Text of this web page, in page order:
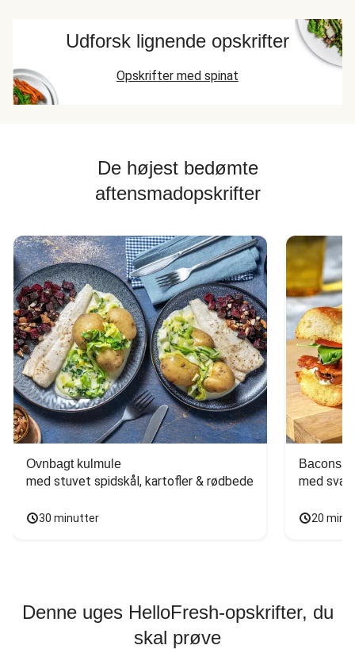
Udforsk lignende opskrifter
Opskrifter med spinat
De højest bedømte
aftensmadopskrifter
Ovnbagt kulmule
med stuvet spidskål, kartofler & rødbede
30 minutter
med
20
Denne uges HelloFresh-opskrifter, du
skal prøve